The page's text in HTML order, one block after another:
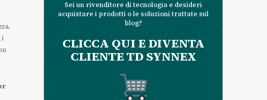
i
Sei un rivenditore di tecnologia e desideri
acquistare i prodotti o le soluzioni trattate sul
blog?
CLICCA QUI E DIVENTA
CLIENTE TD SYNNEX